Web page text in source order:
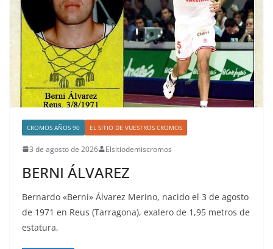
CROMOS AÑOS 90 EL SITIO DE VUESTROS CROMOS
3 de agosto de 2026 Elsitiodemiscromos
BERNI ÁLVAREZ
Bernardo «Berni» Álvarez Merino, nacido el 3 de agosto
de 1971 en Reus (Tarragona), exalero de 1,95 metros de
estatura,